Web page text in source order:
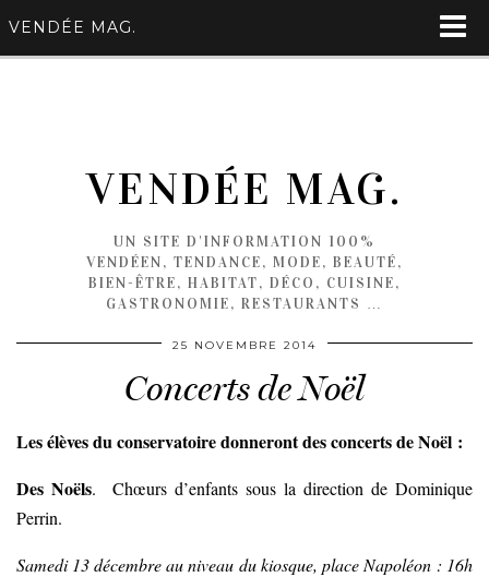
VENDÉE MAG.
VENDÉE MAG.
UN SITE D'INFORMATION 100%
VENDÉEN, TENDANCE, MODE, BEAUTÉ,
BIEN-ÊTRE, HABITAT, DÉCO, CUISINE,
GASTRONOMIE, RESTAURANTS …
25 NOVEMBRE 2014
Concerts de Noël
Les élèves du conservatoire donneront des concerts de Noël :
Des Noëls. Chœurs d’enfants sous la direction de Dominique
Perrin.
Samedi 13 décembre au niveau du kiosque, place Napoléon : 16h